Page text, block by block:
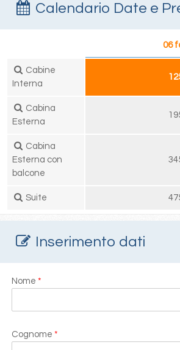
Calendario Date e
06
Cabine
Interna
Cabina
Esterna
Cabina
Esterna con
balcone
Suite
Inserimento dati
Nome *
Cognome *